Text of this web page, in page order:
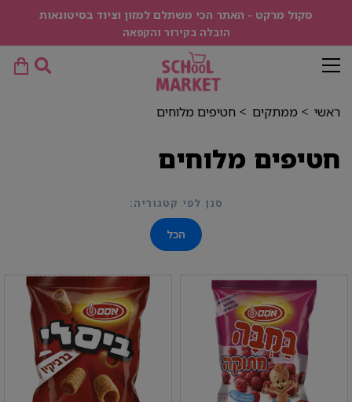
סקול מרקט - האתר הכי משתלם למזון וציוד בסיטונאות
הובלה בקירור והקפאה
ראשי > ממתקים > חטיפים מלוחים
חטיפים מלוחים
סנן לפי קטגוריה:
הכל